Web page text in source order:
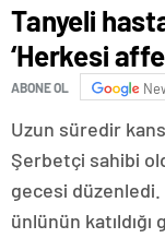
Tanyeli
‘Herkesi
ABONE OL
Uzun süredir
Şerbetçi sahibi
gecesi
ünlünün katıldığı